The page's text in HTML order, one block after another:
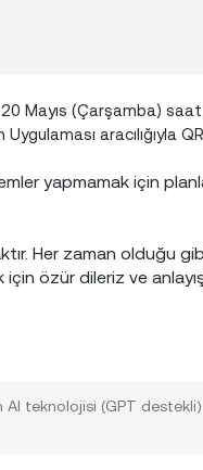
Mayıs (Çarşamba)
aracılığıyla
yapmamak için
Her zaman
özür dileriz ve
AI teknolojisi (GPT